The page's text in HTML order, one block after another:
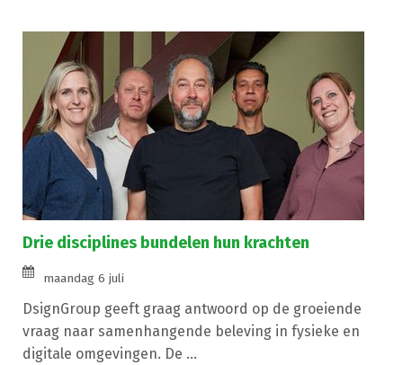
Drie disciplines bundelen hun krachten
maandag 6 juli
DsignGroup geeft graag antwoord op de groeiende
vraag naar samenhangende beleving in fysieke en
digitale omgevingen. De ...